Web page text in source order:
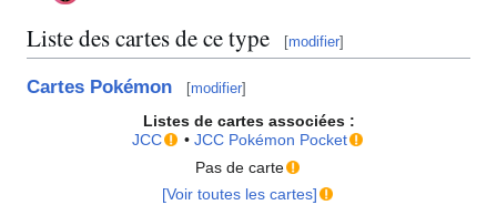
Liste des cartes de ce type [modifier]
Cartes Pokémon [modifier]
Listes de cartes associées :
JCC
• JCC Pokémon Pocket
Pas de carte
[Voir toutes les cartes]